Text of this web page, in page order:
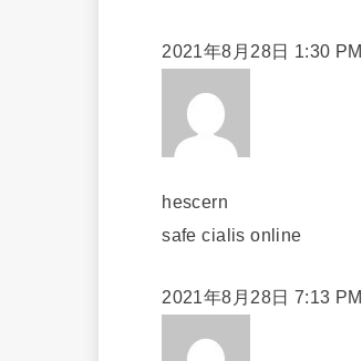
2021年8月28日 1:30 PM
hescern
safe cialis online
2021年8月28日 7:13 PM